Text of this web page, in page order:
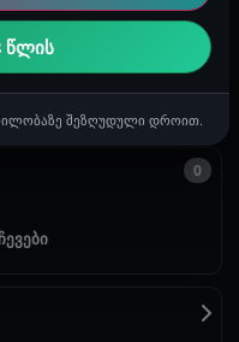
0
0
წლის
შეზღუდული დროით.